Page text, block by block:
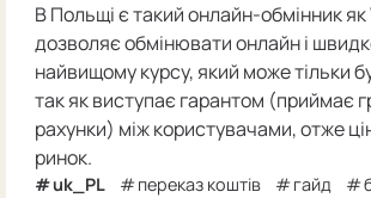
В Польщі є такий онлайн-обмінник
дозволяє обмінювати онлайн і
найвищому курсу, який може тільки
так як виступає гарантом (приймає
рахунки) між користувачами, отже
ринок.
uk_PL переказ коштів гайд